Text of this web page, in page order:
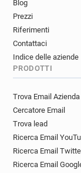
Blog
Prezzi
Riferimenti
Contattaci
Indice delle aziende
PRODOTTI
Trova Email Azienda
Cercatore Email
Trova lead
Ricerca Email
Ricerca Email
Ricerca Email